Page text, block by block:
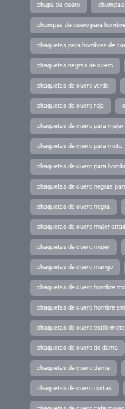
chupa de cuero chumpas
chompas de cuero para hombre
chaquetas para hombres de
chaquetas negras de cuero
chaquetas de cuero verde
chaquetas de cuero roja
chaquetas de cuero para mujer
chaquetas de cuero para moto
chaquetas de cuero para
chaquetas de cuero negras
chaquetas de cuero negra
chaquetas de cuero mujer
chaquetas de cuero mujer
chaquetas de cuero mango
chaquetas de cuero hombre
chaquetas de cuero hombre
chaquetas de cuero estilo
chaquetas de cuero de dama
chaquetas de cuero dama
chaquetas de cuero cortas